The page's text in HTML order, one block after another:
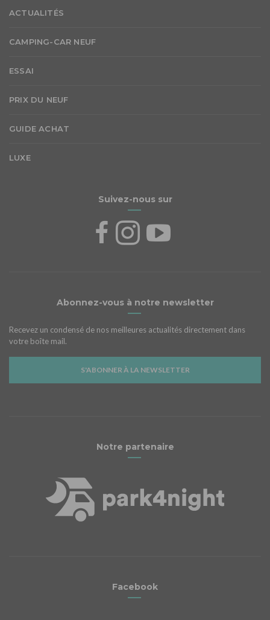
ACTUALITÉS
CAMPING-CAR NEUF
ESSAI
PRIX DU NEUF
GUIDE ACHAT
LUXE
Suivez-nous sur
Abonnez-vous à notre newsletter
Recevez un condensé de nos meilleures actualités directement dans
votre boîte mail.
S'ABONNER À LA NEWSLETTER
Notre partenaire
Facebook